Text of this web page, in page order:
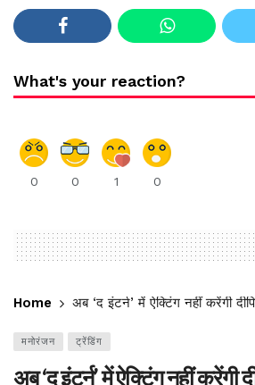
What's your reaction?
0 0 1 0
Home अब ‘द इंटर्न’ में ऐक्टिंग नहीं करेंगी
मनोरंजन ट्रेंडिंग
अब ‘द इंटर्न’ में ऐक्टिंग नहीं करेंगी